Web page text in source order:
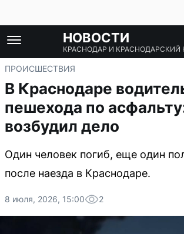
НОВОСТИ
КРАСНОДАР И КРАСНОДАРСКИЙ
ПРОИСШЕСТВИЯ
В Краснодаре
пешехода по
возбудил дело
Один человек погиб, еще один
после наезда в Краснодаре.
8 июля, 2026, 15:00 2